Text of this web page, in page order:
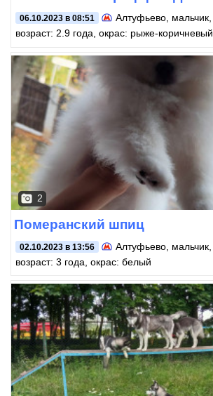
06.10.2023 в 08:51 Алтуфьево, мальчик,
возраст: 2.9 года, окрас: рыже-коричневый
2
Померанский шпиц
02.10.2023 в 13:56 Алтуфьево , мальчик,
возраст: 3 года, окрас: белый